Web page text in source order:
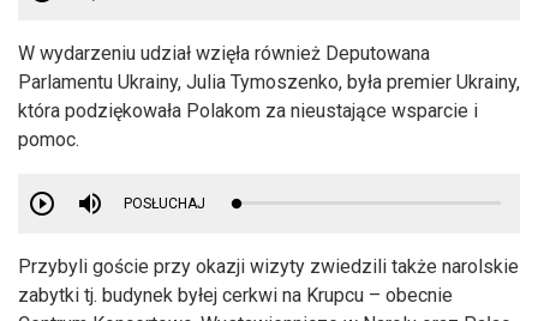
W wydarzeniu udział wzięła również Deputowana
Parlamentu Ukrainy, Julia Tymoszenko, była premier Ukrainy,
która podziękowała Polakom za nieustające wsparcie i
pomoc.
POSŁUCHAJ
Przybyli goście przy okazji wizyty zwiedzili także narolskie
zabytki tj. budynek byłej cerkwi na Krupcu – obecnie